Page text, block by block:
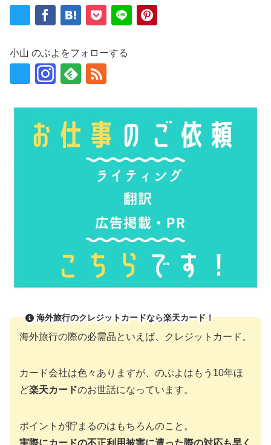
小山 のぶよをフォローする
海外旅行のクレジットカードなら楽天カード！
海外旅行の際の必需品といえば、クレジットカード。
カード会社は色々ありますが、のぶよはもう10年ほ
ど楽天カードのお世話になっています。
ポイントが貯まるのはもちろんのこと。
実際にカードの不正利用被害に遭った際の対応も早く